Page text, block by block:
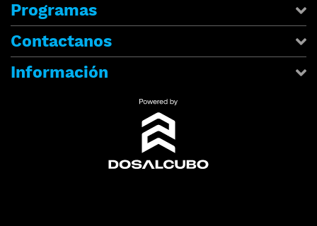
Programas
Contactanos
Información